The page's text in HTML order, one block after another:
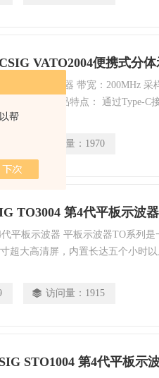
帮
VATO2004便携式分
携式分体示波器 带宽：200MHz 采
道 ：4CH 产品特点： 通过Type-C
备搭配使用。 如智能手机、平板
访问量： 1970
TO3004 第4代平板示波器
平板示波器 平板示波器TO系列是
超大高清屏，内置长达五个小时
用的SigtestUI™ 多任务系统人性化
访问量： 1915
STO1004 第4代平板示